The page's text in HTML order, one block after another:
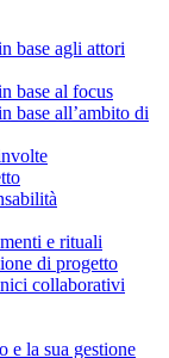
base agli attori
base al focus
base all’ambito di
e rituali
di progetto
collaborativi
e la sua gestione